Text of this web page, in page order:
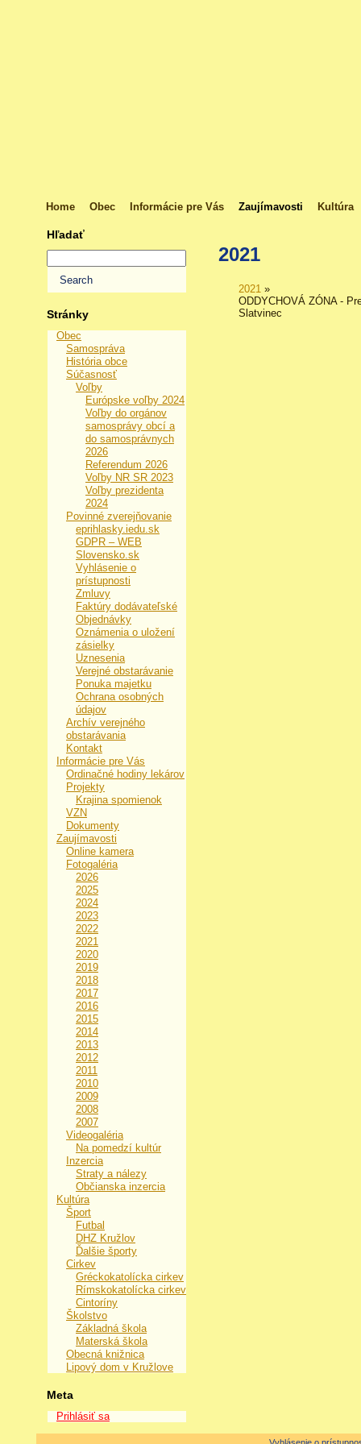
Home Obec Informácie pre Vás Zaujímavosti Kultúra
Hľadať
Stránky
Obec
Samospráva
História obce
Súčasnosť
Voľby
Európske voľby 2024
Voľby do orgánov
samosprávy obcí a
do samosprávnych
2026
Referendum 2026
Voľby NR SR 2023
Voľby prezidenta
2024
Povinné zverejňovanie
eprihlasky.iedu.sk
GDPR – WEB
Slovensko.sk
Vyhlásenie o
prístupnosti
Zmluvy
Faktúry dodávateľské
Objednávky
Oznámenia o uložení
zásielky
Uznesenia
Verejné obstarávanie
Ponuka majetku
Ochrana osobných
údajov
Archív verejného
obstarávania
Kontakt
Informácie pre Vás
Ordinačné hodiny lekárov
Projekty
Krajina spomienok
VZN
Dokumenty
Zaujímavosti
Online kamera
Fotogaléria
2026
2025
2024
2023
2022
2021
2020
2019
2018
2017
2016
2015
2014
2013
2012
2011
2010
2009
2008
2007
Videogaléria
Na pomedzí kultúr
Inzercia
Straty a nálezy
Občianska inzercia
Kultúra
Šport
Futbal
DHZ Kružlov
Ďalšie športy
Cirkev
Gréckokatolícka cirkev
Rímskokatolícka cirkev
Cintoríny
Školstvo
Základná škola
Materská škola
Obecná knižnica
Lipový dom v Kružlove
Meta
Prihlásiť sa
2021
2021 »
ODDYCHOVÁ ZÓNA -
Slatvinec